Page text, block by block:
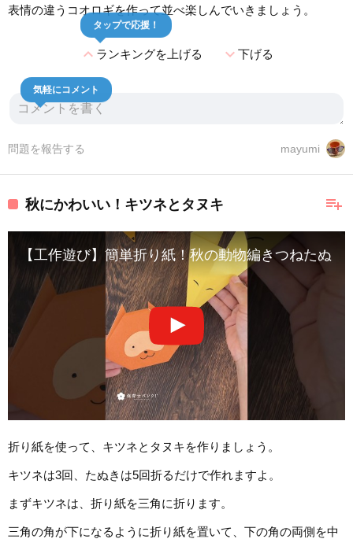
表情の違うコオロギを作って並べ楽しんでいきましょう。
expand_lessランキングを上げる
タップで応援！
expand_more下げる
気軽にコメント
mayumi
問題を報告する
playlist_add
秋にかわいい！キツネとタヌキ
【工作遊び】簡単折り紙！秋の動物編きつねたぬき
折り紙を使って、キツネとタヌキを作りましょう。
キツネは3回、たぬきは5回折るだけで作れますよ。
まずキツネは、折り紙を三角に折ります。
三角の角が下になるように折り紙を置いて、下の角の両側を中